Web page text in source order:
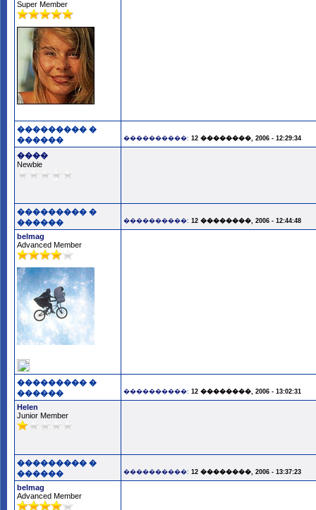
Super Member
��������� �
������
����������: 12 ��������, 2006 - 12:29:34
����
Newbie
��������� �
������
����������: 12 ��������, 2006 - 12:44:48
belmag
Advanced Member
��������� �
������
����������: 12 ��������, 2006 - 13:02:31
Helen
Junior Member
��������� �
������
����������: 12 ��������, 2006 - 13:37:23
belmag
Advanced Member